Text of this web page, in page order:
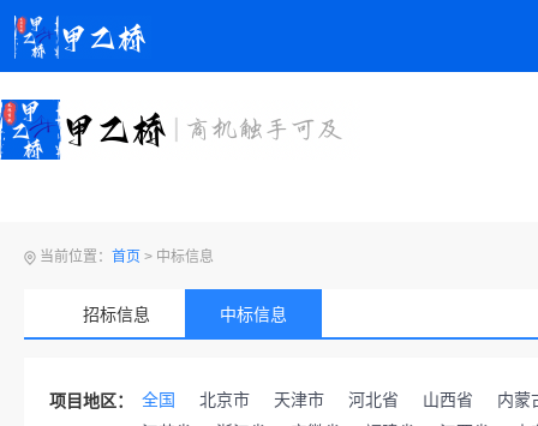
当前位置： 首页 > 中标信息
招标信息 中标信息
项目地区： 全国 北京市 天津市 河北省 山西省
内蒙